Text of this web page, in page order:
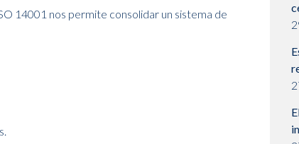
14001 nos permite consolidar un sistema de